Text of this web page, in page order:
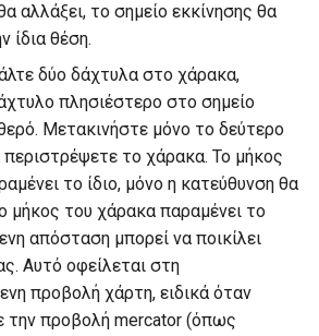
αλλάξει, το σημείο εκκίνησης θα
ίδια θέση.
δύο δάχτυλα στο χάρακα,
πλησιέστερο στο σημείο
Μετακινήστε μόνο το δεύτερο
περιστρέψετε το χάρακα. Το μήκος
το ίδιο, μόνο η κατεύθυνση θα
μήκος του χάρακα παραμένει το
απόσταση μπορεί να ποικίλει
Αυτό οφείλεται στη
προβολή χάρτη, ειδικά όταν
την προβολή mercator (όπως